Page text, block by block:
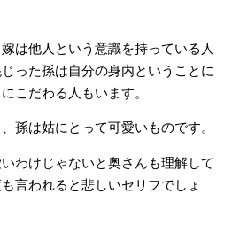
は他人という意識を持っている人
った孫は自分の身内ということに
こだわる人もいます。
孫は姑にとって可愛いものです。
わけじゃないと奥さんも理解して
言われると悲しいセリフでしょ